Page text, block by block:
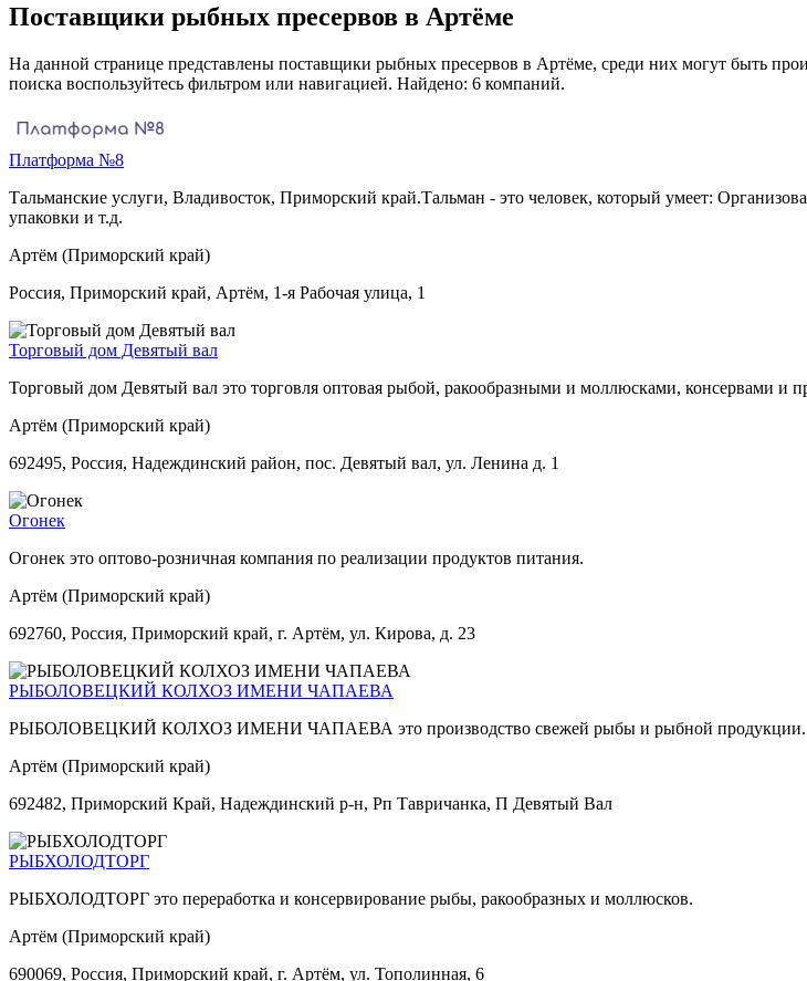
Поставщики рыбных пресервов в Артёме
На данной странице представлены поставщики рыбных пресервов в Артёме, среди них могут быть
поиска воспользуйтесь фильтром или навигацией. Найдено: 6 компаний.
Платформа №8
Тальманские услуги, Владивосток, Приморский край.Тальман - это человек, который умеет:
упаковки и т.д.
Артём (Приморский край)
Россия, Приморский край, Артём, 1-я Рабочая улица, 1
Торговый дом Девятый вал
Торговый дом Девятый вал это торговля оптовая рыбой, ракообразными и моллюсками, консервами и
Артём (Приморский край)
692495, Россия, Надеждинский район, пос. Девятый вал, ул. Ленина д. 1
Огонек
Огонек это оптово-розничная компания по реализации продуктов питания.
Артём (Приморский край)
692760, Россия, Приморский край, г. Артём, ул. Кирова, д. 23
РЫБОЛОВЕЦКИЙ КОЛХОЗ ИМЕНИ ЧАПАЕВА
РЫБОЛОВЕЦКИЙ КОЛХОЗ ИМЕНИ ЧАПАЕВА это производство свежей рыбы и рыбной продукции.
Артём (Приморский край)
692482, Приморский Край, Надеждинский р-н, Pп Тавричанка, П Девятый Вал
РЫБХОЛОДТОРГ
РЫБХОЛОДТОРГ это переработка и консервирование рыбы, ракообразных и моллюсков.
Артём (Приморский край)
690069, Россия, Приморский край, г. Артём, ул. Тополинная, 6